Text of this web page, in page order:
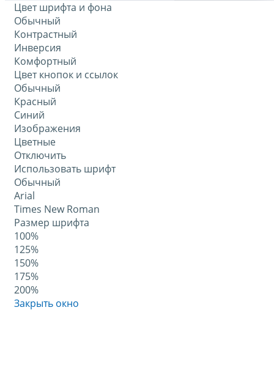
Цвет шрифта и фона
Обычный
Контрастный
Инверсия
Комфортный
Цвет кнопок и ссылок
Обычный
Красный
Синий
Изображения
Цветные
Отключить
Использовать шрифт
Обычный
Arial
Times New Roman
Размер шрифта
100%
125%
150%
175%
200%
Закрыть окно